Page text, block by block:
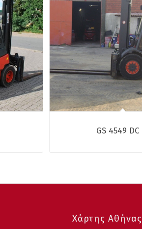
GS 4549 DC
Χάρτης Αθήνας